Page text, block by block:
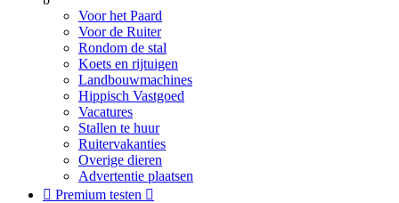
Voor het Paard
Voor de Ruiter
Rondom de stal
Koets en rijtuigen
Landbouwmachines
Hippisch Vastgoed
Vacatures
Stallen te huur
Ruitervakanties
Overige dieren
Advertentie plaatsen
 Premium testen 